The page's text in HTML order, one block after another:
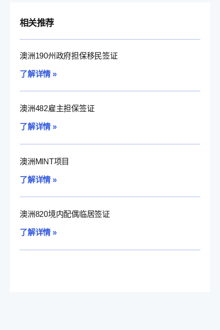
相关推荐
澳洲190州政府担保移民签证
了解详情 »
澳洲482雇主担保签证
了解详情 »
澳洲MINT项目
了解详情 »
澳洲820境内配偶临居签证
了解详情 »